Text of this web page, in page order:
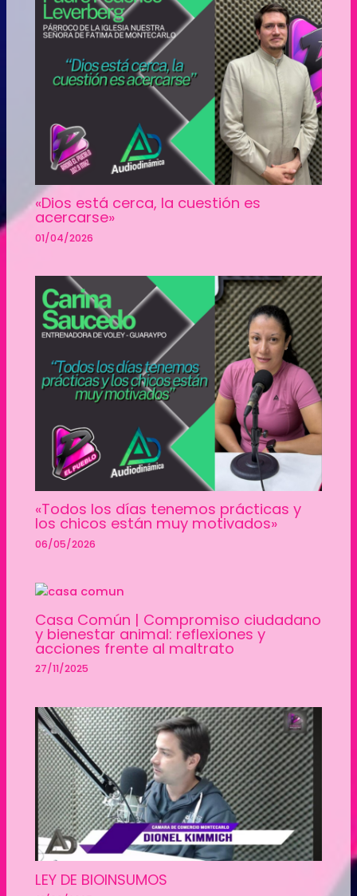
«Dios está cerca, la cuestión es
acercarse»
01/04/2026
«Todos los días tenemos prácticas y
los chicos están muy motivados»
06/05/2026
Casa Común | Compromiso ciudadano
y bienestar animal: reflexiones y
acciones frente al maltrato
27/11/2025
LEY DE BIOINSUMOS